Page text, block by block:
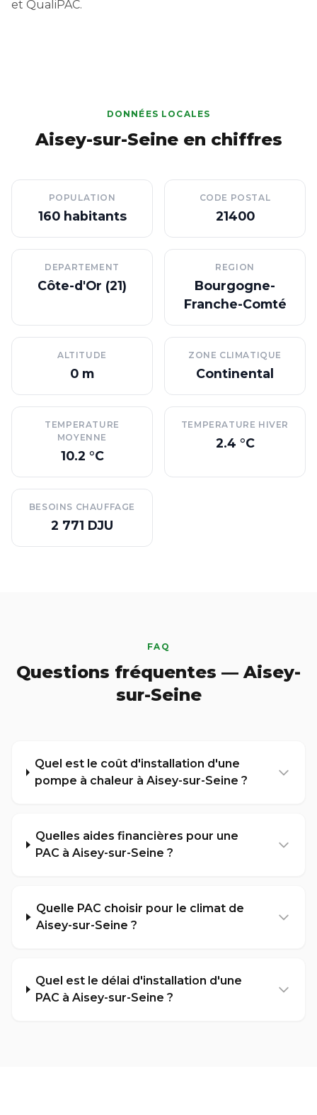
et QualiPAC.
DONNÉES LOCALES
Aisey-sur-Seine en chiffres
POPULATION
160 habitants
CODE POSTAL
21400
DEPARTEMENT
Côte-d'Or (21)
REGION
Bourgogne-
Franche-Comté
ALTITUDE
0 m
ZONE CLIMATIQUE
Continental
TEMPERATURE
MOYENNE
10.2 °C
TEMPERATURE HIVER
2.4 °C
BESOINS CHAUFFAGE
2 771 DJU
FAQ
Questions fréquentes — Aisey-
sur-Seine
Quel est le coût d'installation d'une
pompe à chaleur à Aisey-sur-Seine ?
Quelles aides financières pour une
PAC à Aisey-sur-Seine ?
Quelle PAC choisir pour le climat de
Aisey-sur-Seine ?
Quel est le délai d'installation d'une
PAC à Aisey-sur-Seine ?